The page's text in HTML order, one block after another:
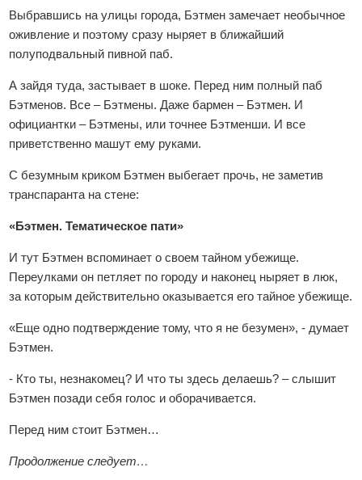
Выбравшись на улицы города, Бэтмен замечает необычное
оживление и поэтому сразу ныряет в ближайший
полуподвальный пивной паб.
А зайдя туда, застывает в шоке. Перед ним полный паб
Бэтменов. Все – Бэтмены. Даже бармен – Бэтмен. И
официантки – Бэтмены, или точнее Бэтменши. И все
приветственно машут ему руками.
С безумным криком Бэтмен выбегает прочь, не заметив
транспаранта на стене:
«Бэтмен. Тематическое пати»
И тут Бэтмен вспоминает о своем тайном убежище.
Переулками он петляет по городу и наконец ныряет в люк,
за которым действительно оказывается его тайное убежище.
«Еще одно подтверждение тому, что я не безумен», - думает
Бэтмен.
- Кто ты, незнакомец? И что ты здесь делаешь? – слышит
Бэтмен позади себя голос и оборачивается.
Перед ним стоит Бэтмен…
Продолжение следует…